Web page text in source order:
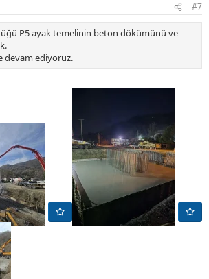
#7
P5 ayak temelinin beton dökümünü ve
devam ediyoruz.